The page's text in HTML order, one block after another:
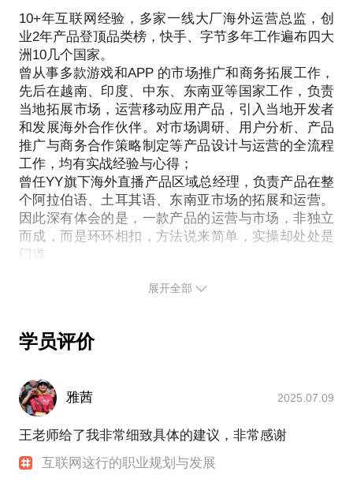
行家曾参与过3个初创团队的组建和管理，用亲身经历
的痛点、弯路和经验，结合人力资源专业知识和创业
实操能力为你逐步梳理实际公司的现状与症结，剖析
关键角色与核心环节，从而制定更适合于企业发展阶
段和业务需求的人员配置、组织架构、岗位角色。
根据团队情况，沟通中会涉及的内容：
如何设置公司组织架构才有效、合理、还能激励小伙
伴？
转变为一个公司管理者要了解的人员管理专业知识；
初创团队如何做绩效管理与人员激励？
如何确定团队中的核心岗位与核心人员？
此课程根据几期沟通的进行了优化，优化后课程会包
团队现状、问题与困惑，帮助梳理问题症结及人员管
左右，根据学员操作情况，给予进一步咨询建议。
创业辛苦，希望能尽我所能给予创业路上的勇者们一
些帮助：）
针对10～100人的初创公司，在团队角色和岗位设计
职场准备；工作之后又一头扎入互联网公司，做培
训、做HR、做管理、做业务；如今在在行，我希望能
够帮到更多怀有梦想和能力的你们，帮你们认清自
己，做好选择，减少弯路。我们的会面更多会关于
你，所以请先思考：我的专业，特长，兴趣，偏好是
什么？我现在有什么困惑，期望和想了解的问题？我
对职业发展有什么要求或梦想吗？以上，请提前认真
思考，用以更好的认清自己，找到方向
10年互联网工作经验，有较为丰富的企业内训与员工
管理经验；从大学期间开始接触职业规划话题，同时
可结合心理学背景更有针对性的讲解
约见之前，可以先阅读我的公众号文章《我如何成为
优秀的出海产品从业者？》和《职场新人的个人管理
10+年互联网经验，多家一线大厂海外运营总监，创
业2年产品登顶品类榜，快手、字节多年工作遍布四大
洲10几个国家。
曾从事多款游戏和APP 的市场推广和商务拓展工作，
先后在越南、印度、中东、东南亚等国家工作，负责
当地拓展市场，运营移动应用产品，引入当地开发者
和发展海外合作伙伴。对市场调研、用户分析、产品
推广与商务合作策略制定等产品设计与运营的全流程
工作，均有实战经验与心得；
曾任YY旗下海外直播产品区域总经理，负责产品在整
个阿拉伯语、土耳其语、东南亚市场的拓展和运营。
因此深有体会的是，一款产品的运营与市场，非独立
而成，而是环环相扣，方法说来简单，实操却处处是
门道。
略规划与运营。多次的团队组建、业务启动和高竞争
还曾创业从0-1定位市场、推广产品。在创业团队搭建
当前作为企业业务顾问，在创业团队组建的咨询中，
累积帮助数十家企业诊断业务增长与团队架构解决方
案；在职业规划与个人成长发展上，累积帮助100+年
轻人或求职或转型。
行家中科院心理所心理学背景，热爱分享、旅行与心
理学研究。三节课IP讲师，36kr特邀作者，实战与咨
展开全部
学员评价
雅茜 2025.07.09
王老师给了我非常细致具体的建议，非常感谢
互联网这行的职业规划与发展